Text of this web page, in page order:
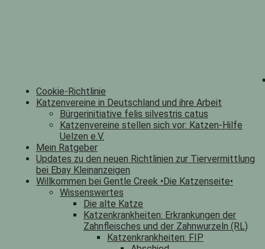
Cookie-Richtlinie
Katzenvereine in Deutschland und ihre Arbeit
Bürgerinitiative felis silvestris catus
Katzenvereine stellen sich vor: Katzen-Hilfe
Uelzen e.V.
Mein Ratgeber
Updates zu den neuen Richtlinien zur Tiervermittlung
bei Ebay Kleinanzeigen
Willkommen bei Gentle Creek •Die Katzenseite•
Wissenswertes
Die alte Katze
Katzenkrankheiten: Erkrankungen der
Zahnfleisches und der Zahnwurzeln (RL)
Katzenkrankheiten: FIP